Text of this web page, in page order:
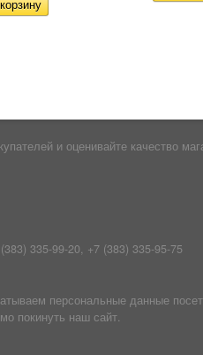
335-99-20, +7 (383) 335-95-75
персональные данные
покинуть наш сайт.